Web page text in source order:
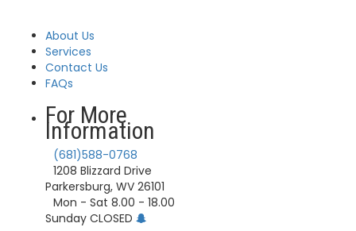
About Us
Services
Contact Us
FAQs
For More
Information
(681)588-0768
1208 Blizzard Drive
Parkersburg, WV 26101
Mon - Sat 8.00 - 18.00
Sunday CLOSED